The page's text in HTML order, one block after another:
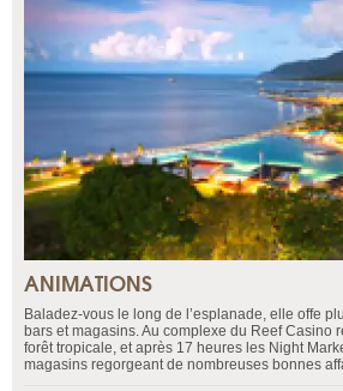
ANIMATIONS
Baladez-vous le long de l’esplanade, elle offe
bars et magasins. Au complexe du Reef Casino
forêt tropicale, et après 17 heures les Night
magasins regorgeant de nombreuses bonnes